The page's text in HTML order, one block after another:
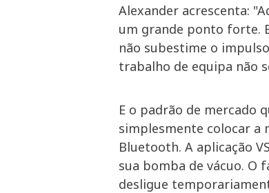
Alexander acrescenta:
um grande ponto forte.
não subestime o
trabalho de equipa não
E o padrão de mercado
simplesmente colocar a
Bluetooth. A aplicação
sua bomba de vácuo. O
desligue